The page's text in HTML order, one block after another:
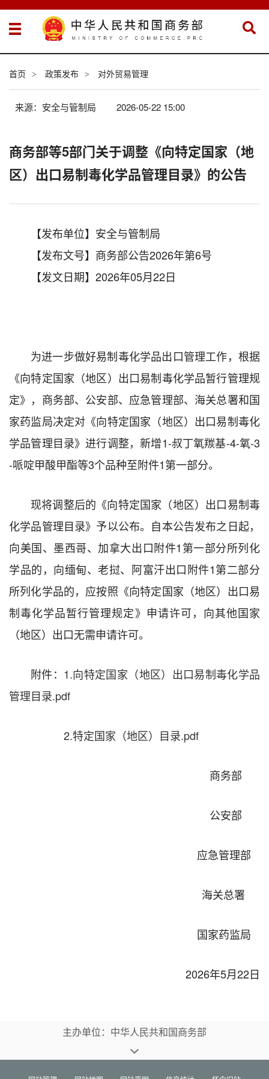
首页 > 政策发布 > 对外贸易管理
来源：安全与管制局 2026-05-22 15:00
商务部等5部门关于调整《向特定国家（地
区）出口易制毒化学品管理目录》的公告
【发布单位】安全与管制局
【发布文号】商务部公告2026年第6号
【发文日期】2026年05月22日
为进一步做好易制毒化学品出口管理工作，根据
《向特定国家（地区）出口易制毒化学品暂行管理规
定》，商务部、公安部、应急管理部、海关总署和国
家药监局决定对《向特定国家（地区）出口易制毒化
学品管理目录》进行调整，新增1-叔丁氧羰基-4-氧-3
-哌啶甲酸甲酯等3个品种至附件1第一部分。
现将调整后的《向特定国家（地区）出口易制毒
化学品管理目录》予以公布。自本公告发布之日起，
向美国、墨西哥、加拿大出口附件1第一部分所列化
学品的，向缅甸、老挝、阿富汗出口附件1第二部分
所列化学品的，应按照《向特定国家（地区）出口易
制毒化学品暂行管理规定》申请许可，向其他国家
（地区）出口无需申请许可。
附件： 1.向特定国家（地区）出口易制毒化学品
管理目录.pdf
2.特定国家（地区）目录.pdf
商务部
公安部
应急管理部
海关总署
国家药监局
2026年5月22日
主办单位：中华人民共和国商务部